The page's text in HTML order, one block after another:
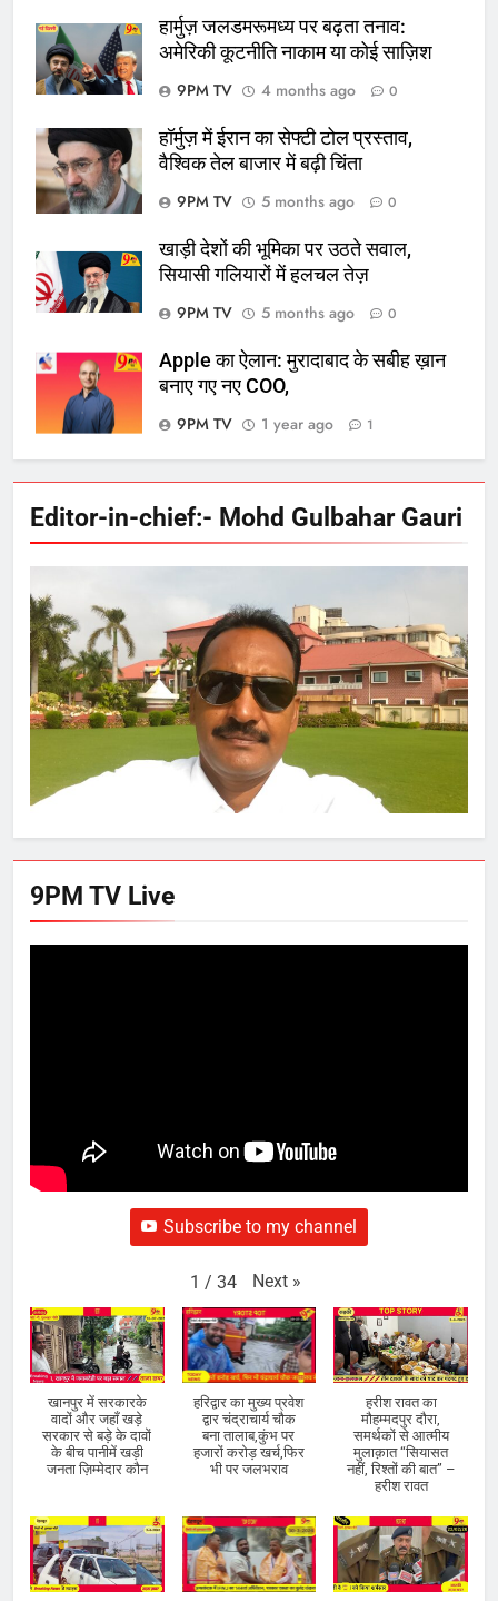
हार्मुज़ जलडमरूमध्य पर बढ़ता तनाव:
अमेरिकी कूटनीति नाकाम या कोई साज़िश
9PM TV
4 months ago 0
हॉर्मुज़ में ईरान का सेफ्टी टोल प्रस्ताव,
वैश्विक तेल बाजार में बढ़ी चिंता
9PM TV
5 months ago 0
खाड़ी देशों की भूमिका पर उठते सवाल,
सियासी गलियारों में हलचल तेज़
9PM TV
5 months ago 0
Apple का ऐलान: मुरादाबाद के सबीह ख़ान
बनाए गए नए COO,
9PM TV
1 year ago 1
Editor-in-chief:- Mohd Gulbahar Gauri
9PM TV Live
Subscribe to my channel
1 / 34 Next »
खानपुर में सरकारके
वादों और जहाँ खड़े
सरकार से बड़े के दावों
के बीच पानीमें खड़ी
जनता ज़िम्मेदार कौन
हरिद्वार का मुख्य प्रवेश
द्वार चंद्राचार्य चौक
बना तालाब,कुंभ पर
हजारों करोड़ खर्च,फिर
भी पर जलभराव
हरीश रावत का
मौहम्मदपुर दौरा,
समर्थकों से आत्मीय
मुलाक़ात “सियासत
नहीं, रिश्तों की बात” –
हरीश रावत